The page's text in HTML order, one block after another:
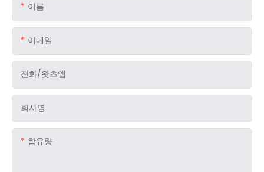
이름
이메일
전화/왓츠앱
회사명
함유량